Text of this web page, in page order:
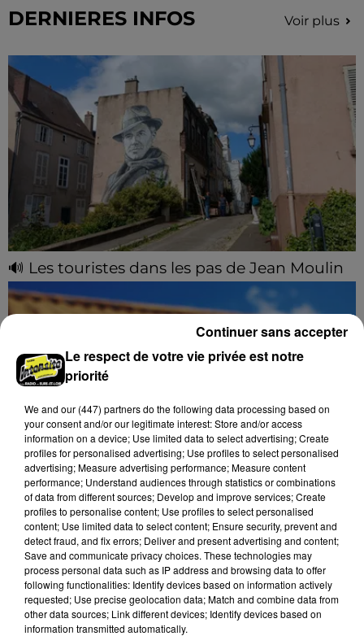
DERNIERES INFOS Voir plus
🔊 Les touristes dans les pas de Jean Moulin
Le « tourisme de mémoire » s'invite dans les sorties
estivales de Chartres Tourisme.
Le SICTOM BBI collecte vos déchets
amiantés
La collecte se fait sous conditions et pour un nombre
limité de personnes, sur incription.
A LA UNE Voir plus
Le respect de votre vie privée est notre
priorité
We and our (447) partnersdo the following data processing based on
your consent and/or our legitimate interest: Store and/or access
information on a device; Use limited data to select advertising; Create
profiles for personalised advertising; Use profiles to select personalised
advertising; Measure advertising performance; Measure content
performance; Understand audiences through statistics or combinations
of data from different sources; Develop and improve services; Create
profiles to personalise content; Use profiles to select personalised
content; Use limited data to select content; Ensure security, prevent and
detect fraud, and fix errors; Deliver and present advertising and content;
Save and communicate privacy choices. These technologies may
process personal data such as IP address and browsing data to offer
following functionalities: Identify devices based on information actively
requested; Use precise geolocation data; Match and combine data from
other data sources; Link different devices; Identify devices based on
information transmitted automatically.
Continuer sans accepter